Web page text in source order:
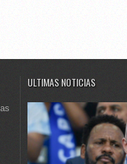
ULTIMAS NOTICIAS